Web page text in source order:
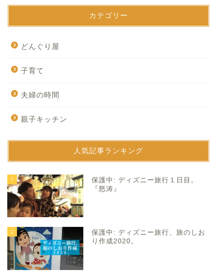
カテゴリー
どんぐり屋
子育て
夫婦の時間
親子キッチン
人気記事ランキング
1
保護中: ディズニー旅行１日目。
『怒涛』
2
保護中: ディズニー旅行、旅のしお
り作成2020。